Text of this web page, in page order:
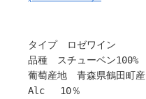
その後日本酒の酒蔵で蔵
経験を基に
『人的介入を最小限に抑
『日本酒造りで学んだ、醸
をコンセプトにワイン作り
添加を極力抑え、ぶどう
イン造りを追求しています
今注目を集めるドメーヌ
品質が高い評価を得ていま
タイプ ロゼワイン
品種 スチューベン100%
葡萄産地 青森県鶴田町産
Alc 10％